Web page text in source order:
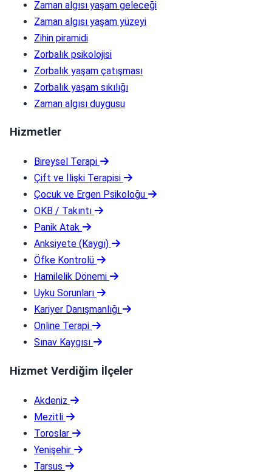
Zaman algısı yaşam geleceği
Zaman algısı yaşam yüzeyi
Zihin piramidi
Zorbalık psikolojisi
Zorbalık yaşam çatışması
Zorbalık yaşam sıkılığı
Zaman algısı duygusu
Hizmetler
Bireysel Terapi
Çift ve İlişki Terapisi
Çocuk ve Ergen Psikoloğu
OKB / Takıntı
Panik Atak
Anksiyete (Kaygı)
Öfke Kontrolü
Hamilelik Dönemi
Uyku Sorunları
Kariyer Danışmanlığı
Online Terapi
Sınav Kaygısı
Hizmet Verdiğim İlçeler
Akdeniz
Mezitli
Toroslar
Yenişehir
Tarsus